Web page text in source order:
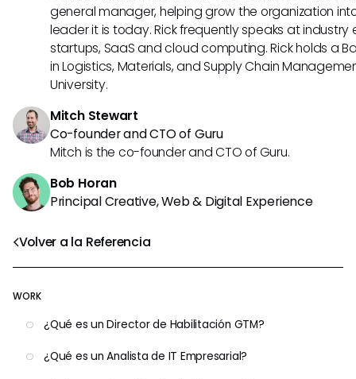
Volver a la Referencia
WORK
¿Qué es un Director de Habilitación GTM?
¿Qué es un Analista de IT Empresarial?
general manager, helping grow the organization
leader it is today. Rick frequently speaks at
startups, SaaS and cloud computing. Rick holds a
in Logistics, Materials, and Supply Chain
University.
Mitch Stewart
Co-founder and CTO of Guru
Mitch is the co-founder and CTO of Guru.
Bob Horan
Principal Creative, Web & Digital Experience